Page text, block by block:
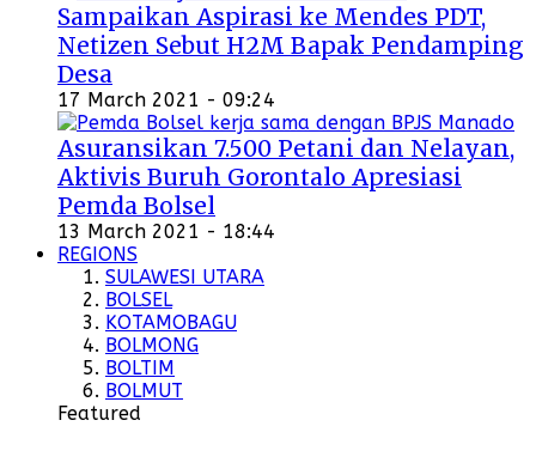
Sampaikan Aspirasi ke Mendes PDT,
Netizen Sebut H2M Bapak Pendamping
Desa
17 March 2021 - 09:24
Asuransikan 7.500 Petani dan Nelayan,
Aktivis Buruh Gorontalo Apresiasi
Pemda Bolsel
13 March 2021 - 18:44
REGIONS
SULAWESI UTARA
BOLSEL
KOTAMOBAGU
BOLMONG
BOLTIM
BOLMUT
Featured